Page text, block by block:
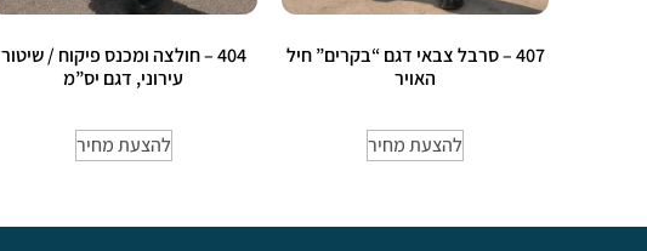
407 – סרבל צבאי דגם “בקרים” חיל
האויר
להצעת מחיר
404 – חולצה ומכנס פיקוח / שיטור
עירוני, דגם יס”מ
להצעת מחיר